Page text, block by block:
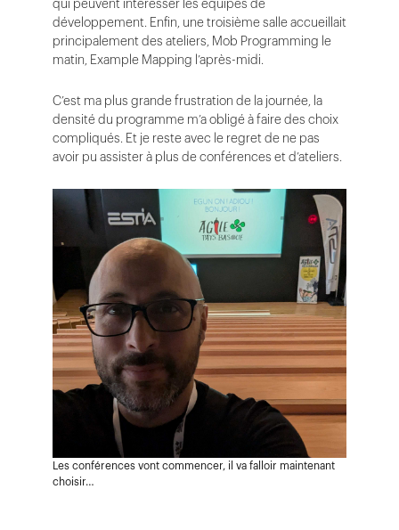
qui peuvent intéresser les équipes de
développement. Enfin, une troisième salle accueillait
principalement des ateliers, Mob Programming le
matin, Example Mapping l’après-midi.
C’est ma plus grande frustration de la journée, la
densité du programme m’a obligé à faire des choix
compliqués. Et je reste avec le regret de ne pas
avoir pu assister à plus de conférences et d’ateliers.
Les conférences vont commencer, il va falloir maintenant
choisir…